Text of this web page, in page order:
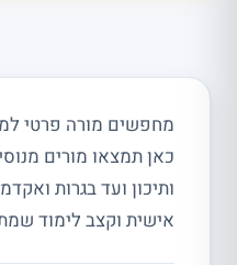
מחפשים מורה פרטי
כאן תמצאו מורים
ותיכון ועד בגרות
אישית וקצב לימוד